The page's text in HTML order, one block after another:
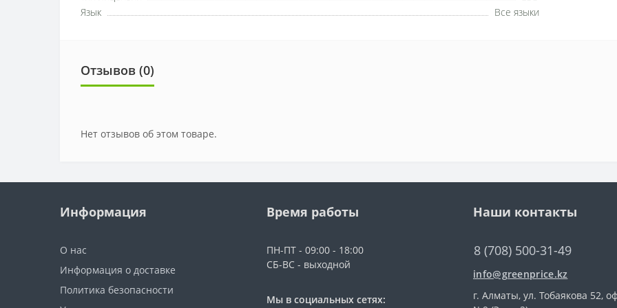
Язык
Все языки
Отзывов (0)
Нет отзывов об этом товаре.
Информация
О нас
Информация о доставке
Политика безопасности
Время работы
ПН-ПТ - 09:00 - 18:00
СБ-ВС - выходной
Мы в социальных сетях:
Наши контакты
8 (708) 500-31-49
info@greenprice.kz
г. Алматы, ул. Тобаякова 52,